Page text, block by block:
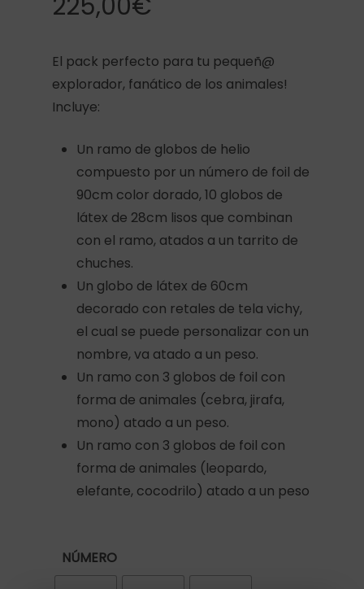
El pack perfecto para tu pequeñ@
explorador, fanático de los animales!
Incluye:
Un ramo de globos de helio
compuesto por un número de foil de
90cm color dorado, 10 globos de
látex de 28cm lisos que combinan
con el ramo, atados a un tarrito de
chuches.
Un globo de látex de 60cm
decorado con retales de tela vichy,
el cual se puede personalizar con un
nombre, va atado a un peso.
Un ramo con 3 globos de foil con
forma de animales (cebra, jirafa,
mono) atado a un peso.
Un ramo con 3 globos de foil con
forma de animales (leopardo,
elefante, cocodrilo) atado a un peso
NÚMERO